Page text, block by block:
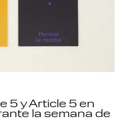
5 y Article 5 en
la semana de